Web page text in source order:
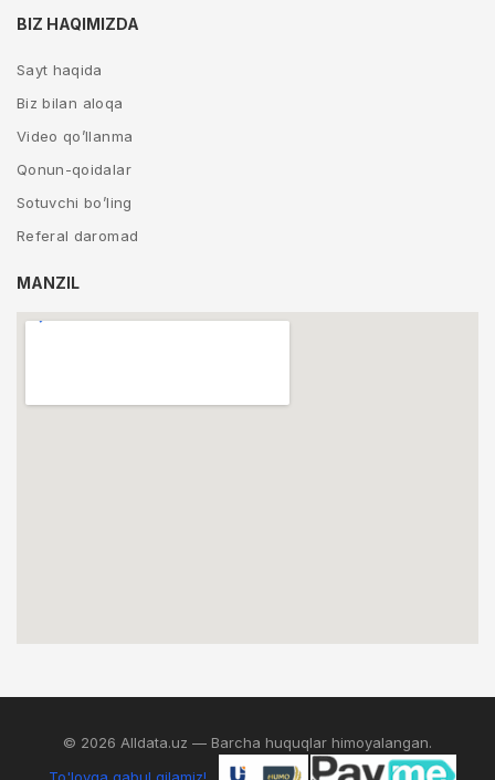
BIZ HAQIMIZDA
Sayt haqida
Biz bilan aloqa
Video qo’llanma
Qonun-qoidalar
Sotuvchi bo’ling
Referal daromad
MANZIL
© 2026 Alldata.uz — Barcha huquqlar himoyalangan.